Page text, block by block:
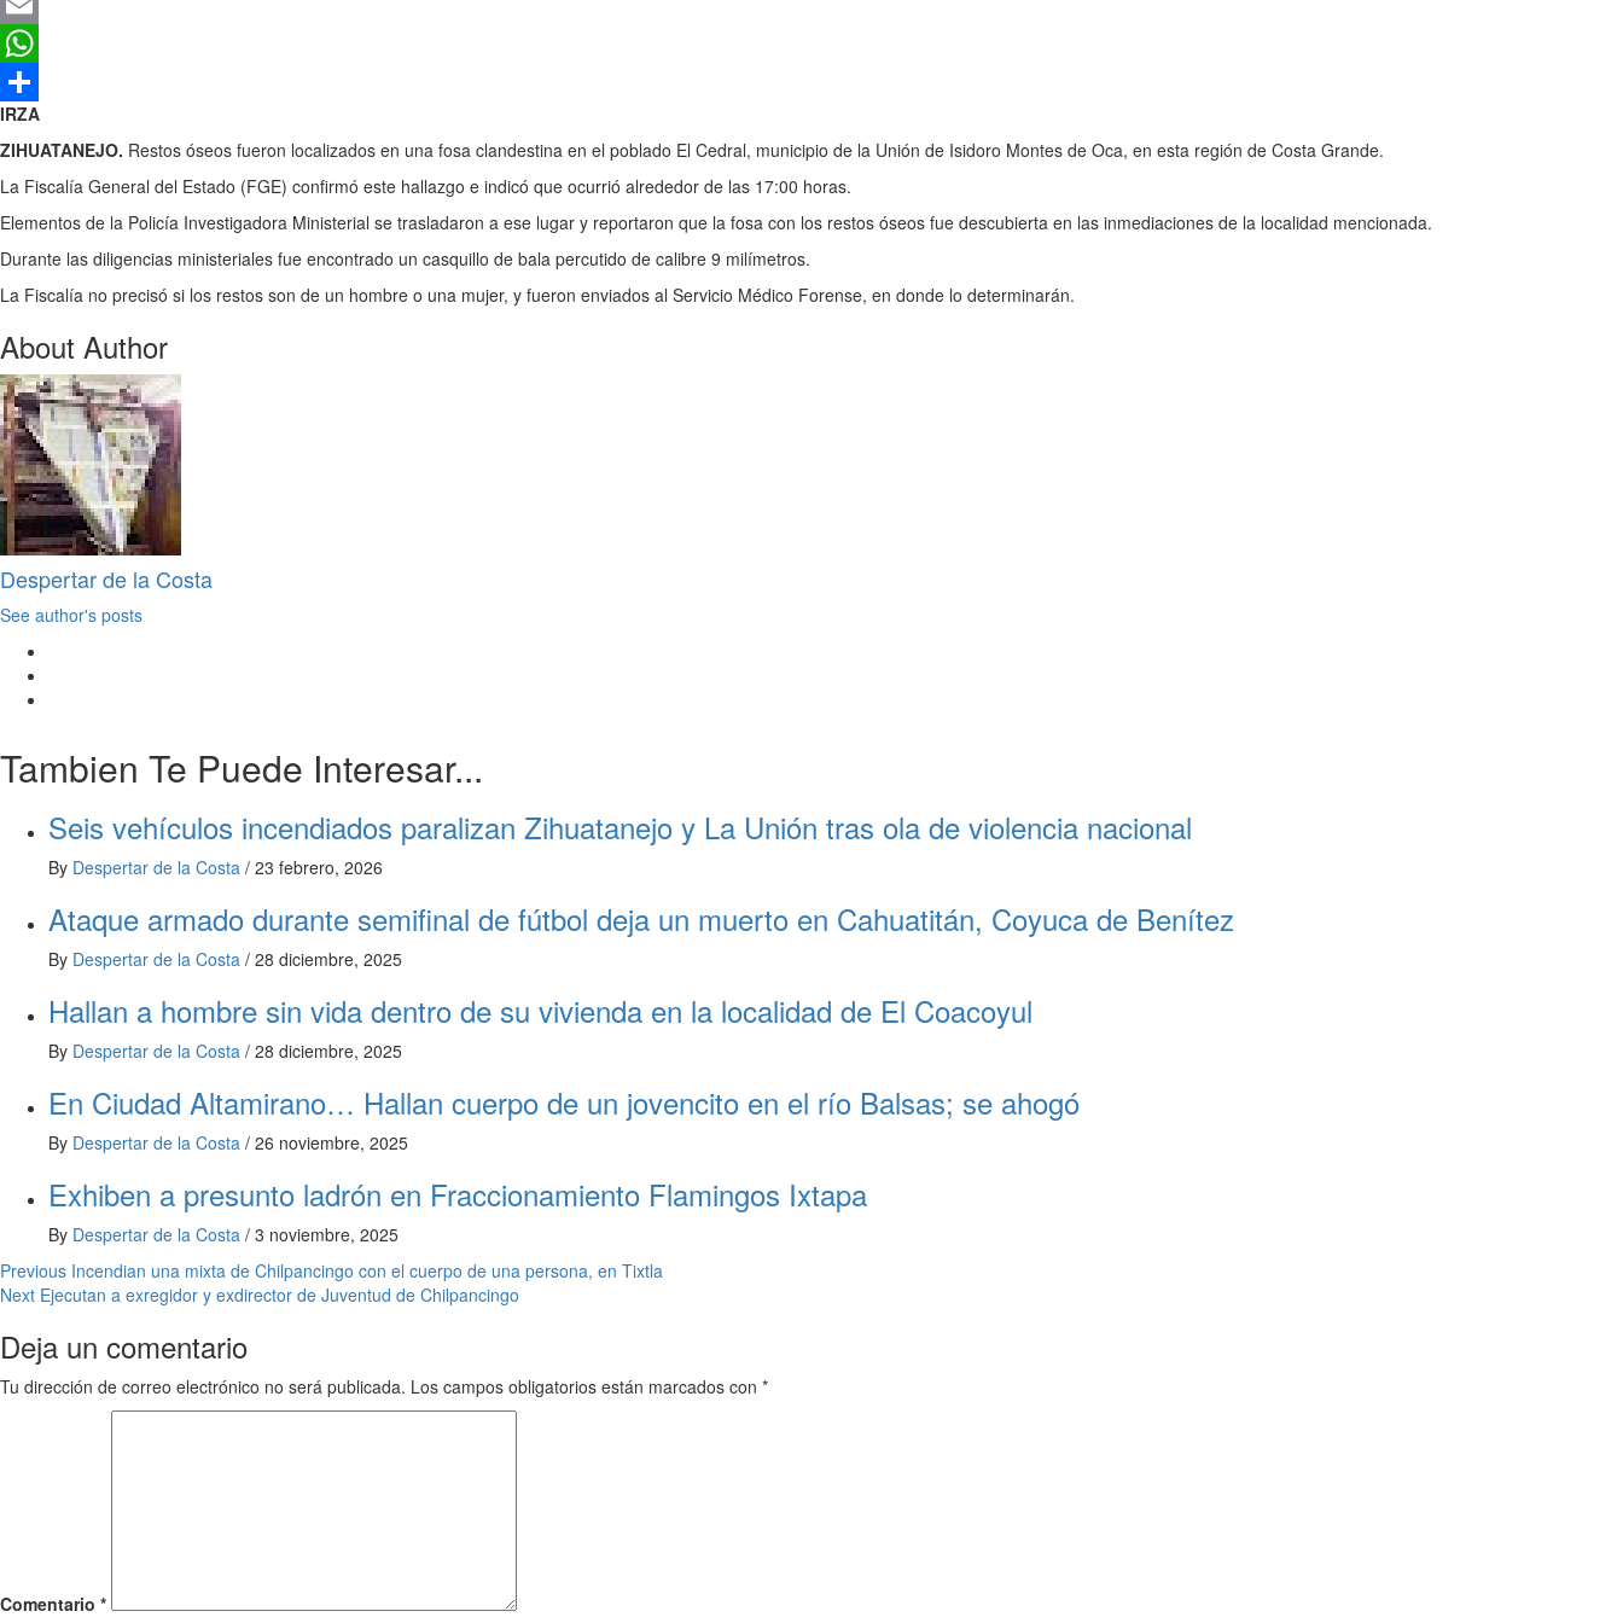
Twitter
Email
WhatsApp
Compartir
IRZA
ZIHUATANEJO. Restos óseos fueron localizados en una fosa clandestina en el poblado El Cedral, municipio de la Unión de Isidoro Montes de Oca, en esta región de Costa Grande.
La Fiscalía General del Estado (FGE) confirmó este hallazgo e indicó que ocurrió alrededor de las 17:00 horas.
Elementos de la Policía Investigadora Ministerial se trasladaron a ese lugar y reportaron que la fosa con los restos óseos fue descubierta en las inmediaciones de la localidad mencionada.
Durante las diligencias ministeriales fue encontrado un casquillo de bala percutido de calibre 9 milímetros.
La Fiscalía no precisó si los restos son de un hombre o una mujer, y fueron enviados al Servicio Médico Forense, en donde lo determinarán.
About Author
Despertar de la Costa
See author's posts
Tambien Te Puede Interesar...
Seis vehículos incendiados paralizan Zihuatanejo y La Unión tras ola de violencia nacional
By Despertar de la Costa / 23 febrero, 2026
Ataque armado durante semifinal de fútbol deja un muerto en Cahuatitán, Coyuca de Benítez
By Despertar de la Costa / 28 diciembre, 2025
Hallan a hombre sin vida dentro de su vivienda en la localidad de El Coacoyul
By Despertar de la Costa / 28 diciembre, 2025
En Ciudad Altamirano… Hallan cuerpo de un jovencito en el río Balsas; se ahogó
By Despertar de la Costa / 26 noviembre, 2025
Exhiben a presunto ladrón en Fraccionamiento Flamingos Ixtapa
By Despertar de la Costa / 3 noviembre, 2025
Post
navigation
Previous Incendian una mixta de Chilpancingo con el cuerpo de una persona, en Tixtla
Next Ejecutan a exregidor y exdirector de Juventud de Chilpancingo
Deja un comentario
Tu dirección de correo electrónico no será publicada. Los campos obligatorios están marcados con *
Comentario *